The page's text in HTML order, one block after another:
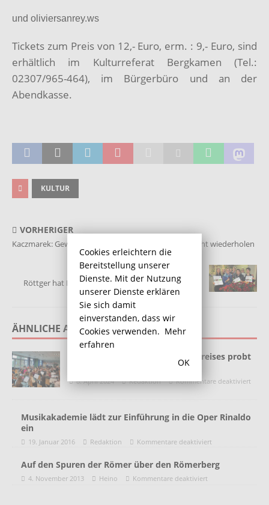
und oliviersanrey.ws
Tickets zum Preis von 12,- Euro, erm. : 9,- Euro, sind
erhältlich im Kulturreferat Bergkamen (Tel.:
02307/965-464), im Bürgerbüro und an der
Abendkasse.
KULTUR
VORHERIGER
Kaczmarek: Gewaltexzesse wie in Köln dürfen sich nicht wiederholen
NÄCHSTER
Röttger hat Deutschlands beste Floristikabteilung
ÄHNLICHE ARTIKEL
Ehemaligenorchester des Bachkreises probt
8. April 2024 Redaktion Kommentare deaktiviert
Musikakademie lädt zur Einführung in die Oper Rinaldo
ein
19. Januar 2016 Redaktion Kommentare deaktiviert
Auf den Spuren der Römer über den Römerberg
4. November 2013 Heino Kommentare deaktiviert
Cookies erleichtern die
Bereitstellung unserer
Dienste. Mit der Nutzung
unserer Dienste erklären
Sie sich damit
einverstanden, dass wir
Cookies verwenden. Mehr
erfahren
OK